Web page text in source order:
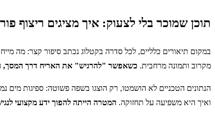
תוכן שמוכר בלי לצעוק: איך מציגים ריצוף
במקום תיאורים כלליים, לכל סדרה בקטלוג נכתב סיפור קצר: מה
מקרוב ותמונה מרחבית. כשאפשר "להרגיש" את האריח דרך המסך,
הנתונים הטכניים לא הושמטו, רק הוצגו בשפה פשוטה: ספיגות מים
ואיך היא משפיעה על תחזוקה. המטרה הייתה להפוך ידע מקצועי